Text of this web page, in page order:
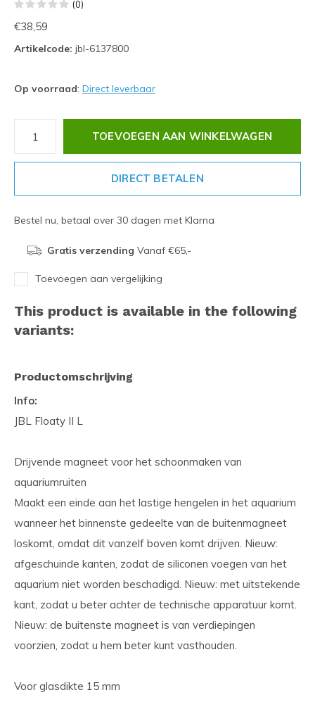
(0)
€38,59
Artikelcode: jbl-6137800
Op voorraad: Direct leverbaar
TOEVOEGEN AAN WINKELWAGEN
DIRECT BETALEN
Bestel nu, betaal over 30 dagen met Klarna
Gratis verzending Vanaf €65,-
Toevoegen aan vergelijking
This product is available in the following
variants:
Productomschrijving
Info:
JBL Floaty II L
Drijvende magneet voor het schoonmaken van
aquariumruiten
Maakt een einde aan het lastige hengelen in het aquarium
wanneer het binnenste gedeelte van de buitenmagneet
loskomt, omdat dit vanzelf boven komt drijven. Nieuw:
afgeschuinde kanten, zodat de siliconen voegen van het
aquarium niet worden beschadigd. Nieuw: met uitstekende
kant, zodat u beter achter de technische apparatuur komt.
Nieuw: de buitenste magneet is van verdiepingen
voorzien, zodat u hem beter kunt vasthouden.
Voor glasdikte 15 mm